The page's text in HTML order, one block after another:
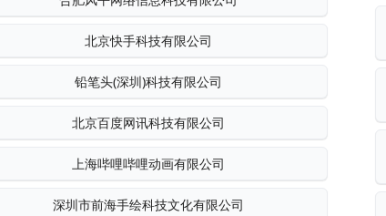
北京快手科技有限公司
铅笔头(深圳)科技有限公司
北京百度网讯科技有限公司
上海哔哩哔哩动画有限公司
深圳市前海手绘科技文化有限公司